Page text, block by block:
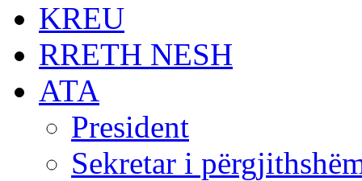
KREU
RRETH NESH
АТА
President
Sekretar i